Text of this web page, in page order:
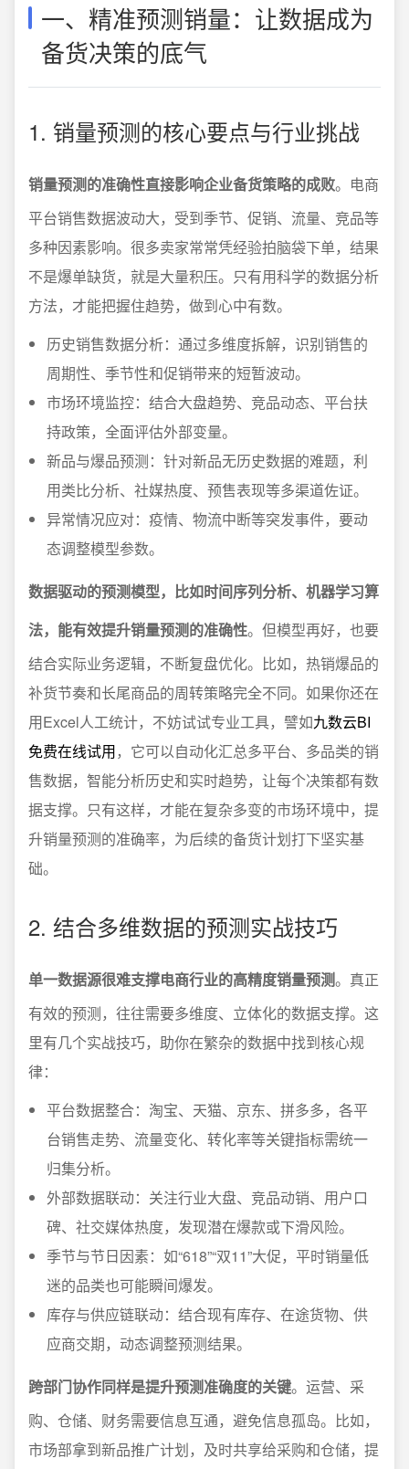
一、精准预测销量：让数据成为
备货决策的底气
1. 销量预测的核心要点与行业挑战
销量预测的准确性直接影响企业备货策略的成败。电商
平台销售数据波动大，受到季节、促销、流量、竞品等
多种因素影响。很多卖家常常凭经验拍脑袋下单，结果
不是爆单缺货，就是大量积压。只有用科学的数据分析
方法，才能把握住趋势，做到心中有数。
历史销售数据分析：通过多维度拆解，识别销售的
周期性、季节性和促销带来的短暂波动。
市场环境监控：结合大盘趋势、竞品动态、平台扶
持政策，全面评估外部变量。
新品与爆品预测：针对新品无历史数据的难题，利
用类比分析、社媒热度、预售表现等多渠道佐证。
异常情况应对：疫情、物流中断等突发事件，要动
态调整模型参数。
数据驱动的预测模型，比如时间序列分析、机器学习算
法，能有效提升销量预测的准确性。但模型再好，也要
结合实际业务逻辑，不断复盘优化。比如，热销爆品的
补货节奏和长尾商品的周转策略完全不同。如果你还在
用Excel人工统计，不妨试试专业工具，譬如九数云BI
免费在线试用，它可以自动化汇总多平台、多品类的销
售数据，智能分析历史和实时趋势，让每个决策都有数
据支撑。只有这样，才能在复杂多变的市场环境中，提
升销量预测的准确率，为后续的备货计划打下坚实基
础。
2. 结合多维数据的预测实战技巧
单一数据源很难支撑电商行业的高精度销量预测。真正
有效的预测，往往需要多维度、立体化的数据支撑。这
里有几个实战技巧，助你在繁杂的数据中找到核心规
律：
平台数据整合：淘宝、天猫、京东、拼多多，各平
台销售走势、流量变化、转化率等关键指标需统一
归集分析。
外部数据联动：关注行业大盘、竞品动销、用户口
碑、社交媒体热度，发现潜在爆款或下滑风险。
季节与节日因素：如“618”“双11”大促，平时销量低
迷的品类也可能瞬间爆发。
库存与供应链联动：结合现有库存、在途货物、供
应商交期，动态调整预测结果。
跨部门协作同样是提升预测准确度的关键。运营、采
购、仓储、财务需要信息互通，避免信息孤岛。比如，
市场部拿到新品推广计划，及时共享给采购和仓储，提